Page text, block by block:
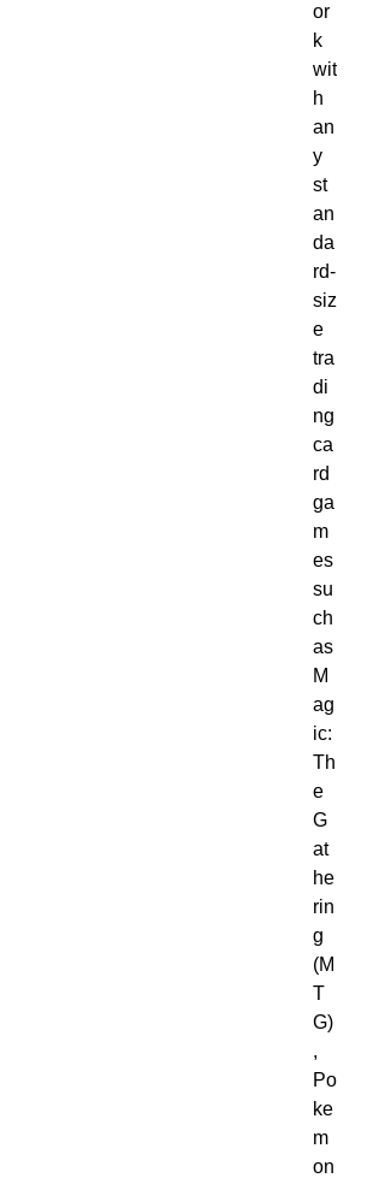
or
k
wit
h
an
y
st
an
da
rd-
siz
e
tra
di
ng
ca
rd
ga
m
es
su
ch
as
M
ag
ic:
Th
e
G
at
he
rin
g
(M
T
G)
,
Po
ke
m
on